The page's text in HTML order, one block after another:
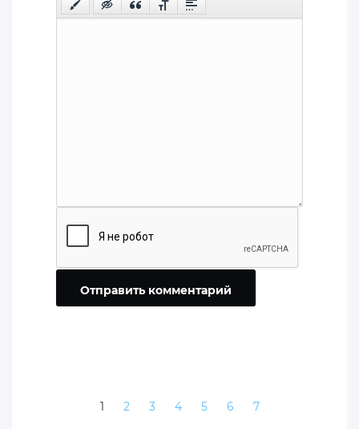
Отправить комментарий
1 2 3 4 5 6 7